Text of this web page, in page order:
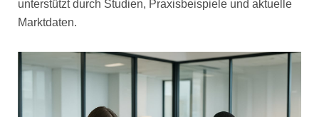
unterstützt durch Studien, Praxisbeispiele und aktuelle
Marktdaten.